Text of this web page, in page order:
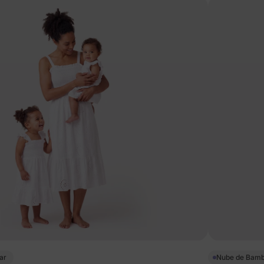
Nube de